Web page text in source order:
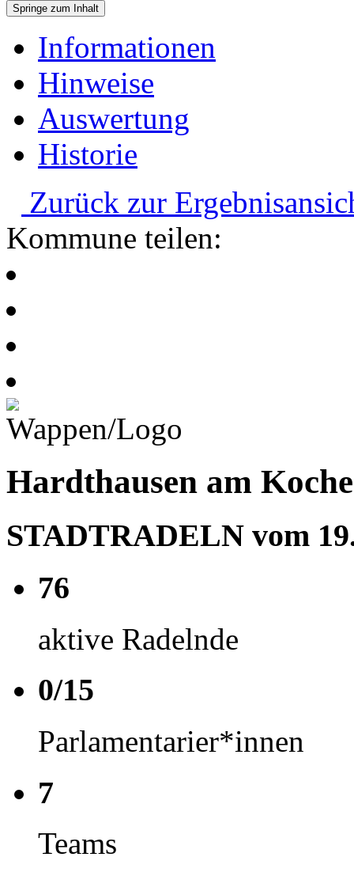
Springe zum Inhalt
Informationen
Hinweise
Auswertung
Historie
Zurück zur
Kommune teilen:
Hardthausen am
STADTRADELN vom
76
aktive Radelnde
0/15
Parlamentarier*innen
7
Teams